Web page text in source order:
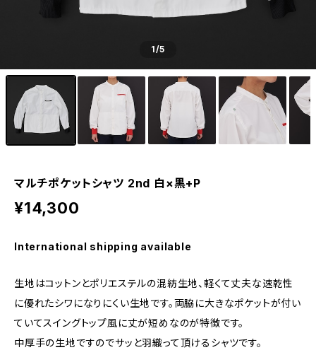
1/5
マルチポケットシャツ 2nd 白×黒+P
¥14,300
International shipping available
生地はコットンとポリエステルの混紡生地、軽くて丈夫な速乾性
に優れたシワになりにくい生地です。両脇に大きなポケットが付い
ていてスイングトップ風に丈が短めなのが特徴です。
中厚手の生地ですのでサッと羽織って頂けるシャツです。